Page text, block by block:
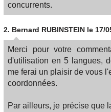
concurrents.
2. Bernard RUBINSTEIN le 17/
Merci pour votre
d'utilisation en 5 langues,
me ferai un plaisir de vous
coordonnées.
Par ailleurs, je précise que